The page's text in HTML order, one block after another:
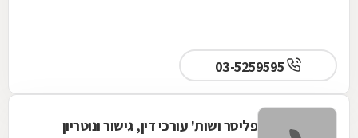
03-5259595
פליסר ושות' עורכי דין, גישור ונוטריון